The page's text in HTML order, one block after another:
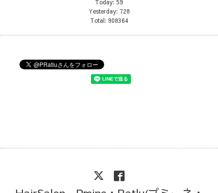
Today: 59
Yesterday: 728
Total: 908364